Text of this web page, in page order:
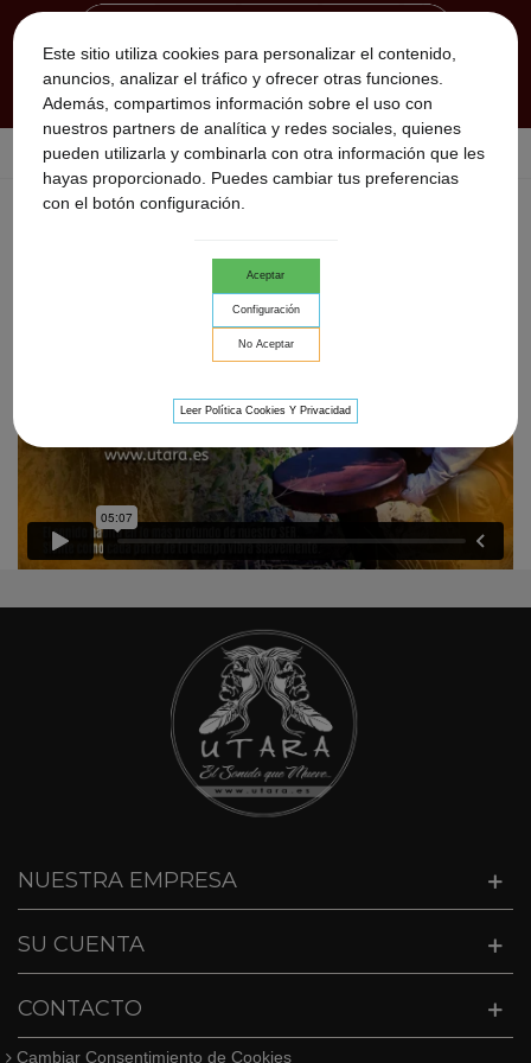
Este sitio utiliza cookies para personalizar el contenido,
anuncios, analizar el tráfico y ofrecer otras funciones.
Además, compartimos información sobre el uso con
nuestros partners de analítica y redes sociales, quienes
pueden utilizarla y combinarla con otra información que les
hayas proporcionado. Puedes cambiar tus preferencias
con el botón configuración.
Aceptar
Configuración
No Aceptar
Leer Política Cookies Y Privacidad
Inicio > Utara > Utara · Podcasts
UTARA · PODCASTS
NUESTRA EMPRESA
SU CUENTA
CONTACTO
Cambiar Consentimiento de Cookies